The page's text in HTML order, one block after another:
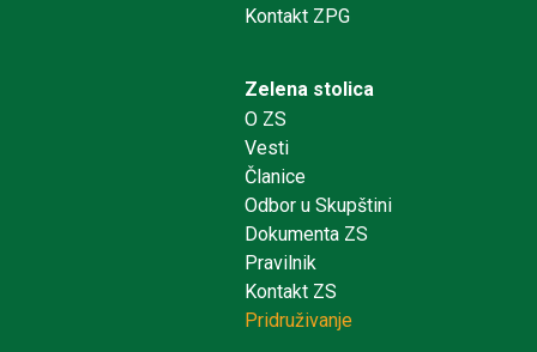
Kontakt ZPG
Zelena stolica
O ZS
Vesti
Članice
Odbor u Skupštini
Dokumenta ZS
Pravilnik
Kontakt ZS
Pridruživanje